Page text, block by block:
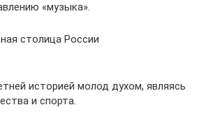
«музыка».
столица России
историей молод духом, являясь
и спорта.